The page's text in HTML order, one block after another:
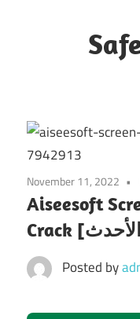
November 11, 2022
Aiseesoft
Posted by